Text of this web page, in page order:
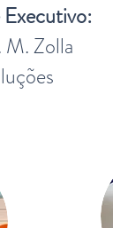
Zolla